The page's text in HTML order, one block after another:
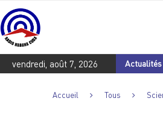
vendredi, août 7, 2026 Actualités
du centenaire de Fidel
Accueil Tous